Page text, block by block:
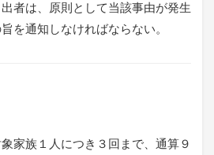
者は、原則として当該事由が発生
を通知しなければならない。
家族１人につき３回まで、通算９